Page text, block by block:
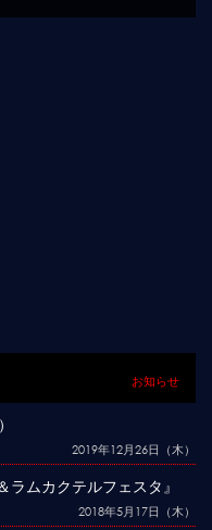
お知らせ
2019年12月26日（木）
ムカクテルフェスタ』
2018年5月17日（木）